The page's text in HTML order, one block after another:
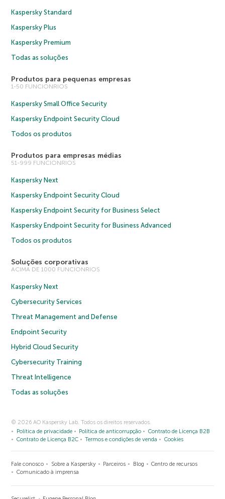
Kaspersky Standard
Kaspersky Plus
Kaspersky Premium
Todas as soluções
Produtos para pequenas empresas
1-50 FUNCIONRIOS
Kaspersky Small Office Security
Kaspersky Endpoint Security Cloud
Todos os produtos
Produtos para empresas médias
51-999 FUNCIONRIOS
Kaspersky Next
Kaspersky Endpoint Security Cloud
Kaspersky Endpoint Security for Business Select
Kaspersky Endpoint Security for Business Advanced
Todos os produtos
Soluções corporativas
ACIMA DE 1000 FUNCIONRIOS
Kaspersky Next
Cybersecurity Services
Threat Management and Defense
Endpoint Security
Hybrid Cloud Security
Cybersecurity Training
Threat Intelligence
Todas as soluções
© 2026 AO Kaspersky Lab. Todos os direitos reservados.
Política de privacidade
Política de anticorrupção
Contrato de Licença B2B
Contrato de Licença B2C
Termos e condições de venda Cookies
Fale conosco Sobre a Kaspersky Parceiros Blog
Centro de recursos
Comunicado à imprensa